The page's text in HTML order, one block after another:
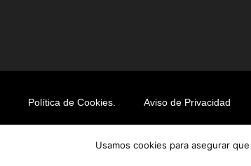
Política de Cookies. Aviso de Privacidad
Usamos cookies para asegurar